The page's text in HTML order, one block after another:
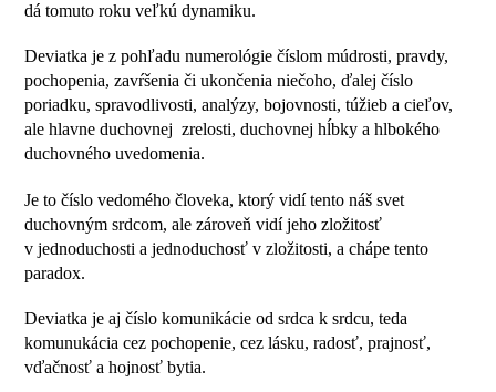
dá tomuto roku veľkú dynamiku.
Deviatka je z pohľadu numerológie číslom múdrosti, pravdy,
pochopenia, zavŕšenia či ukončenia niečoho, ďalej číslo
poriadku, spravodlivosti, analýzy, bojovnosti, túžieb a cieľov,
ale hlavne duchovnej zrelosti, duchovnej hĺbky a hlbokého
duchovného uvedomenia.
Je to číslo vedomého človeka, ktorý vidí tento náš svet
duchovným srdcom, ale zároveň vidí jeho zložitosť
v jednoduchosti a jednoduchosť v zložitosti, a chápe tento
paradox.
Deviatka je aj číslo komunikácie od srdca k srdcu, teda
komunukácia cez pochopenie, cez lásku, radosť, prajnosť,
vďačnosť a hojnosť bytia.